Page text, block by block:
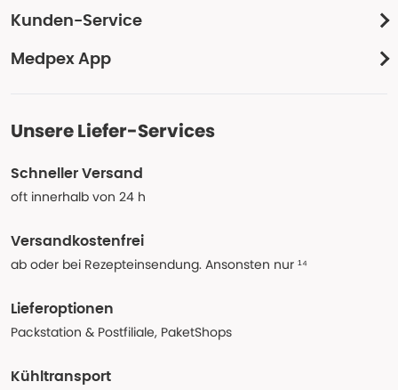
Kunden-Service
Medpex App
Unsere Liefer-Services
Schneller Versand
oft innerhalb von 24 h
Versandkostenfrei
ab oder bei Rezepteinsendung. Ansonsten nur ¹⁴
Lieferoptionen
Packstation & Postfiliale, PaketShops
Kühltransport